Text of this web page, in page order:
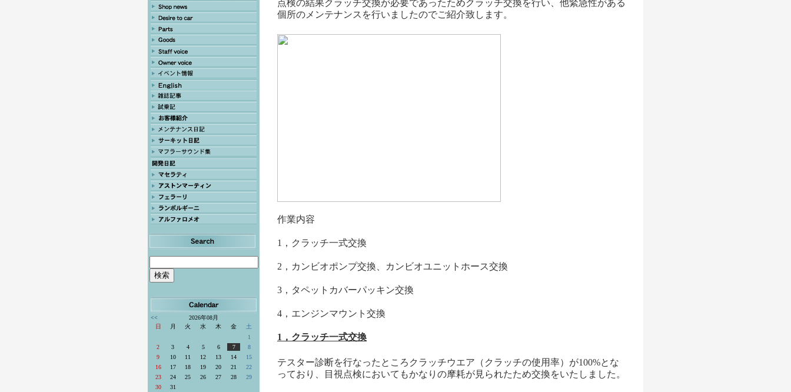
<<
2026年08月
日
月 火 水 木 金
土
1
2
3 4 5 6 7
8
9
10 11 12 13 14
15
16
17 18 19 20 21
22
23
24 25 26 27 28
29
30
31
点検の結果クラッチ交換が必要であったためクラッチ交換を行い、他緊急性がある
個所のメンテナンスを行いましたのでご紹介致します。
作業内容
1，クラッチ一式交換
2，カンビオポンプ交換、カンビオユニットホース交換
3，タペットカバーパッキン交換
4，エンジンマウント交換
1，クラッチ一式交換
テスター診断を行なったところクラッチウエア（クラッチの使用率）が100%とな
っており、目視点検においてもかなりの摩耗が見られたため交換をいたしました。